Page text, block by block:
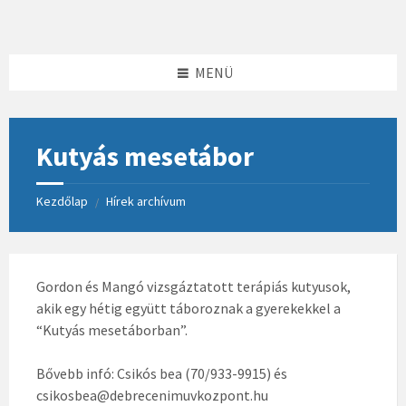
MENÜ
Kutyás mesetábor
Kezdőlap / Hírek archívum
Gordon és Mangó vizsgáztatott terápiás kutyusok,
akik egy hétig együtt táboroznak a gyerekekkel a
“Kutyás mesetáborban”.
Bővebb infó: Csikós bea (70/933-9915) és
csikosbea@debrecenimuvkozpont.hu